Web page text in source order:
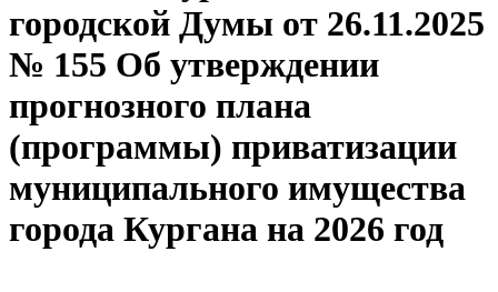
городской Думы от 26.11.2025
№ 155 Об утверждении
прогнозного плана
(программы) приватизации
муниципального имущества
города Кургана на 2026 год